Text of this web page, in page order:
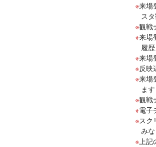
来場
ス
観戦
来場
履
来場
反映
来場
ます
観戦
電子
スク
み
上記